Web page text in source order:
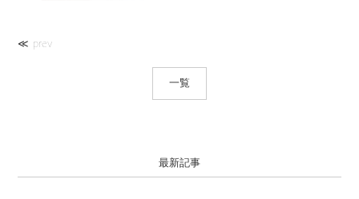
≪ prev
一覧
最新記事